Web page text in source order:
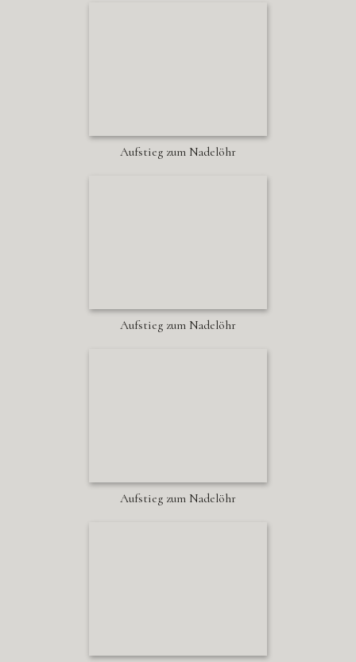
Aufstieg zum Nadelöhr
Aufstieg zum Nadelöhr
Aufstieg zum Nadelöhr